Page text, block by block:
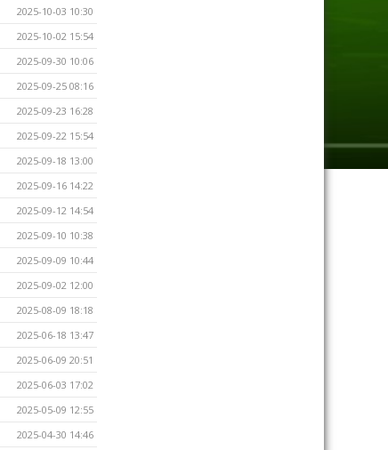
2025-10-03 10:30
2025-10-02 15:54
2025-09-30 10:06
2025-09-25 08:16
2025-09-23 16:28
2025-09-22 15:54
2025-09-18 13:00
2025-09-16 14:22
2025-09-12 14:54
2025-09-10 10:38
2025-09-09 10:44
2025-09-02 12:00
2025-08-09 18:18
2025-06-18 13:47
2025-06-09 20:51
2025-06-03 17:02
2025-05-09 12:55
2025-04-30 14:46